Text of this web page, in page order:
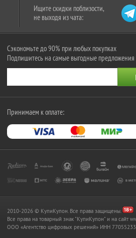
Ищите скидки поблизости,
не выходя из чата:
Сэкономьте до 90% при любых покупках
Подпишитесь на самые выгодные предложения
Принимаем к оплате:
2010-2026 © КупиКупон. Все права защищены.
Все права на товарный знак "КупиКупон" и на сайт
OOO «Агентство цифровых решений» ИНН